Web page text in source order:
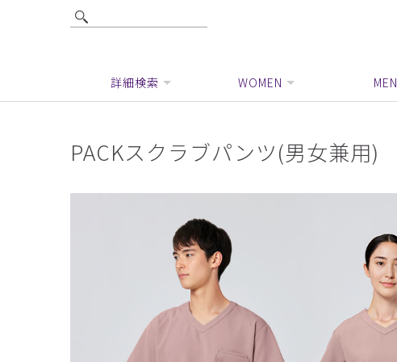
詳細検索 WOMEN MEN
PACKスクラブパンツ(男女兼用)